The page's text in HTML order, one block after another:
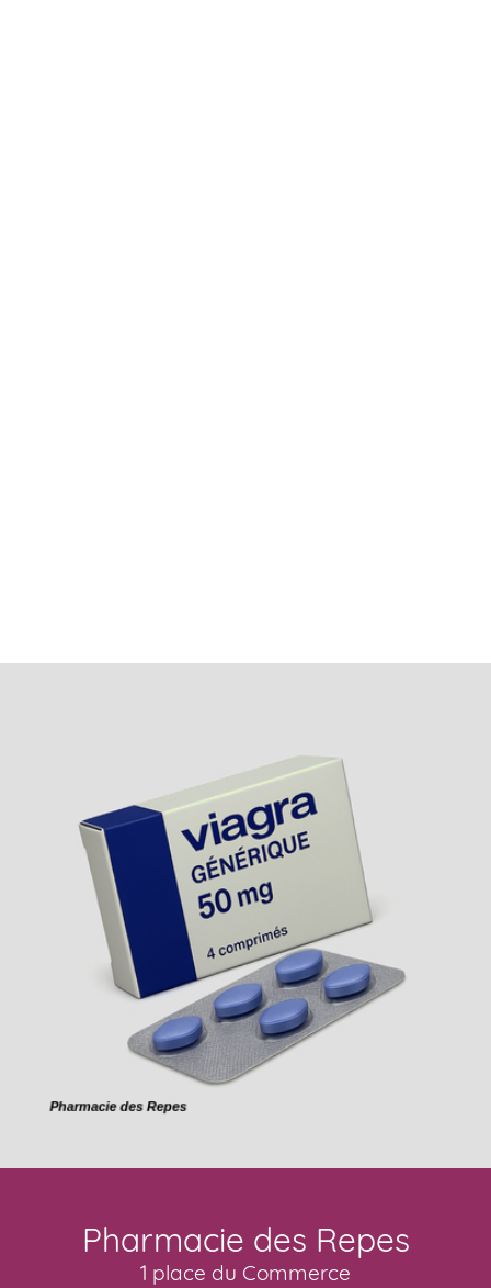
Pharmacie des Repes
1 place du Commerce